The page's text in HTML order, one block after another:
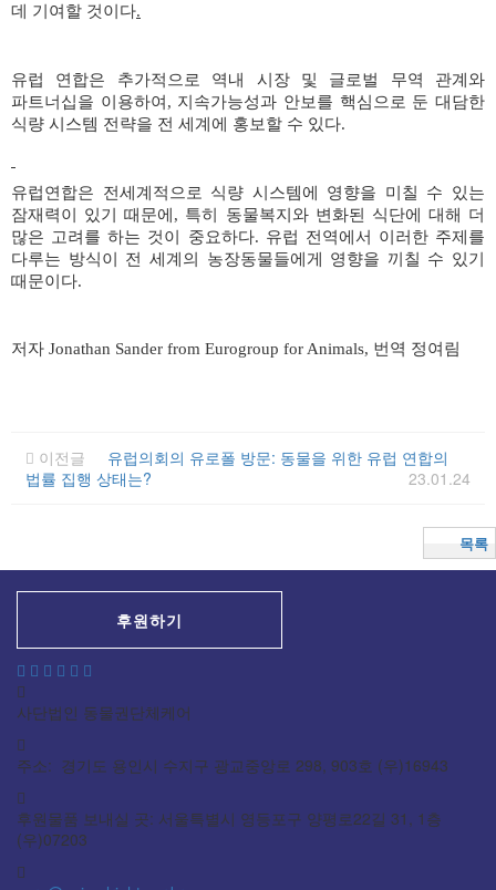
데 기여할 것이다.
유럽 연합은 추가적으로 역내 시장 및 글로벌 무역 관계와
파트너십을 이용하여, 지속가능성과 안보를 핵심으로 둔 대담한
식량 시스템 전략을 전 세계에 홍보할 수 있다.
유럽연합은 전세계적으로 식량 시스템에 영향을 미칠 수 있는
잠재력이 있기 때문에, 특히 동물복지와 변화된 식단에 대해 더
많은 고려를 하는 것이 중요하다. 유럽 전역에서 이러한 주제를
다루는 방식이 전 세계의 농장동물들에게 영향을 끼칠 수 있기
때문이다.
저자 Jonathan Sander from Eurogroup for Animals, 번역 정여림
이전글
유럽의회의 유로폴 방문: 동물을 위한 유럽 연합의
법률 집행 상태는?
23.01.24
목록
후원하기
사단법인 동물권단체케어
주소: 경기도 용인시 수지구 광교중앙로 298, 903호 (우)16943
후원물품 보내실 곳: 서울특별시 영등포구 양평로22길 31, 1층
(우)07203